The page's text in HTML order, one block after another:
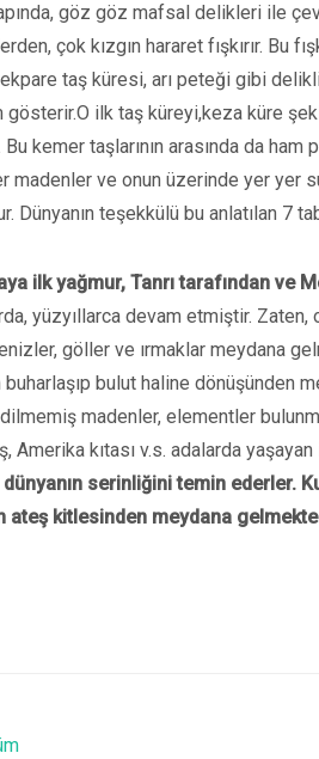
göz göz mafsal delikleri ile
çok kızgın hararet fışkırır. Bu
taş küresi, arı peteği gibi
gösterir.O ilk taş küreyi,keza küre
Bu kemer taşlarının arasında da
madenler ve onun üzerinde yer yer
Dünyanın teşekkülü bu anlatılan 7
ilk yağmur, Tanrı tarafından ve
yüzyıllarca devam etmiştir. Zaten,
göller ve ırmaklar meydana
buharlaşıp bulut haline dönüşünden
madenler, elementler
Amerika kıtası v.s. adalarda
dünyanın serinliğini temin ederler.
ateş kitlesinden meydana